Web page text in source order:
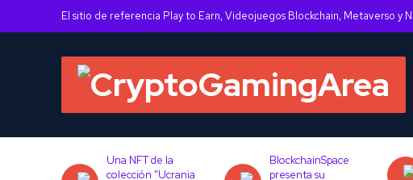
El sitio de referencia Play to Earn, Videojuegos Blockchain, Metaverso y
Una NFT de la
colección "Ucrania
BlockchainSpace
presenta su